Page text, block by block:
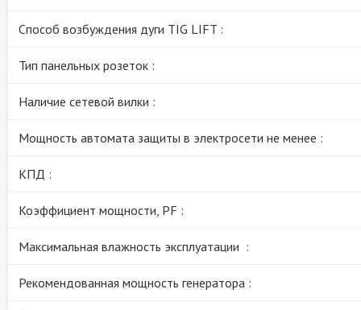
Способ возбуждения дуги TIG LIFT :
Тип панельных розеток :
Наличие сетевой вилки :
Мощность автомата защиты в электросети не менее :
КПД :
Коэффициент мощности, PF :
Максимальная влажность эксплуатации :
Рекомендованная мощность генератора :